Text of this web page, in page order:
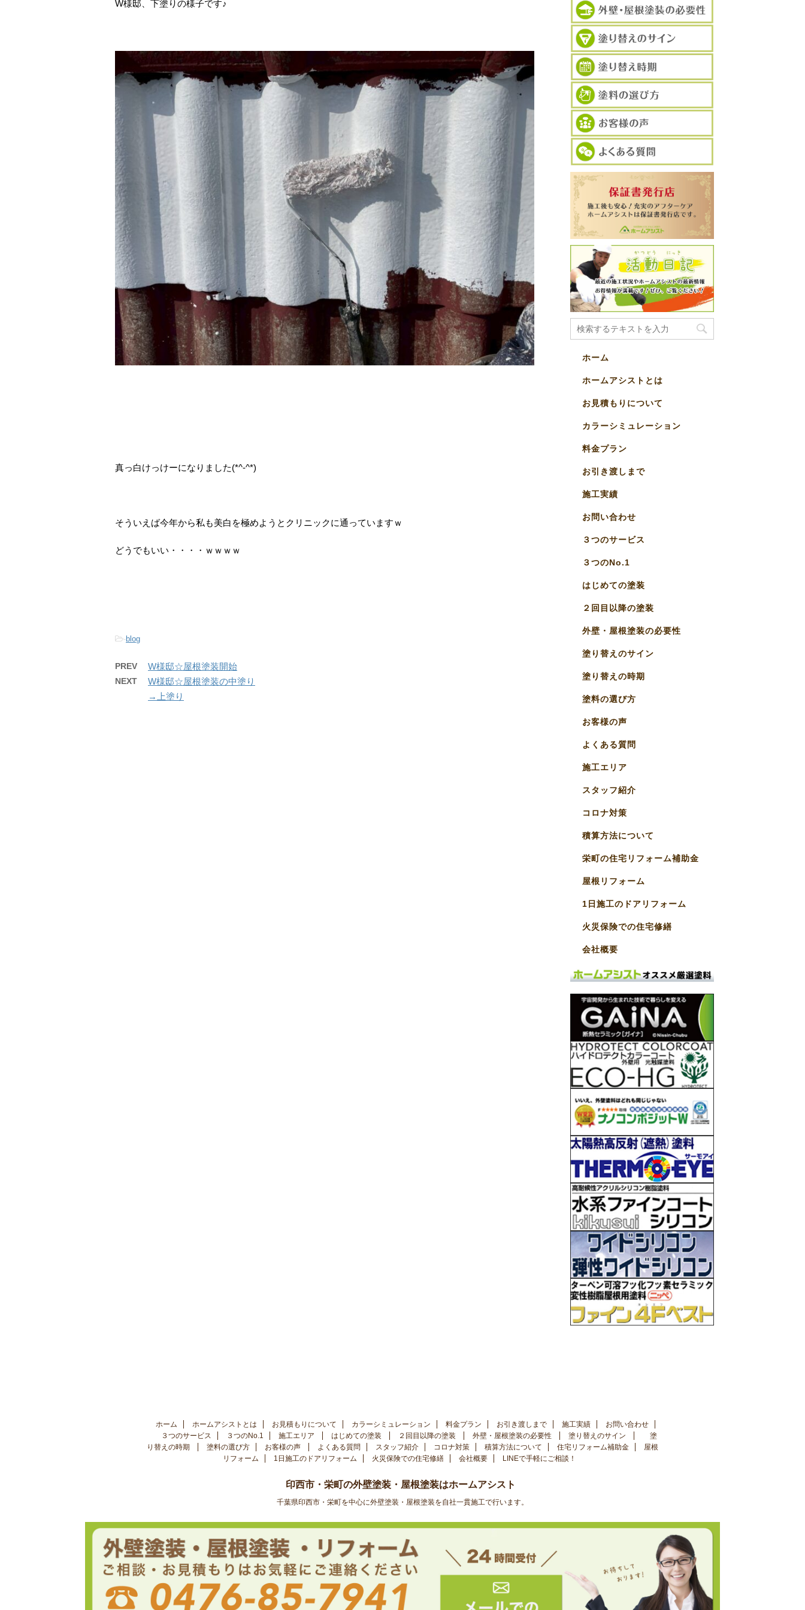
W様邸、下塗りの様子です♪
真っ白けっけーになりました(*^-^*)
そういえば今年から私も美白を極めようとクリニックに通っていますｗ
どうでもいい・・・・ｗｗｗｗ
-blog
PREV W様邸☆屋根塗装開始
NEXT
W様邸☆屋根塗装の中塗り
→上塗り
ホーム
ホームアシストとは
お見積もりについて
カラーシミュレーション
料金プラン
お引き渡しまで
施工実績
お問い合わせ
３つのサービス
３つのNo.1
はじめての塗装
２回目以降の塗装
外壁・屋根塗装の必要性
塗り替えのサイン
塗り替えの時期
塗料の選び方
お客様の声
よくある質問
施工エリア
スタッフ紹介
コロナ対策
積算方法について
栄町の住宅リフォーム補助金
屋根リフォーム
1日施工のドアリフォーム
火災保険での住宅修繕
会社概要
ホーム ホームアシストとは お見積もりについて カラーシミュレーション 料金プラン お引き渡しまで 施工実績
お問い合わせ
３つのサービス
３つのNo.1 施工エリア はじめての塗装 ２回目以降の塗装 外壁・屋根塗装の必要性 塗り替えのサイン
塗
り替えの時期
塗料の選び方 お客様の声 よくある質問 スタッフ紹介 コロナ対策 積算方法について 住宅リフォーム補助金
屋根
リフォーム
1日施工のドアリフォーム 火災保険での住宅修繕 会社概要 LINEで手軽にご相談！
印西市・栄町の外壁塗装・屋根塗装はホームアシスト
千葉県印西市・栄町を中心に外壁塗装・屋根塗装を自社一貫施工で行います。